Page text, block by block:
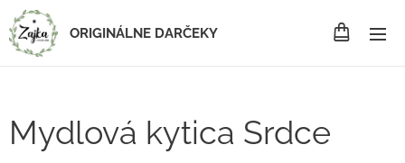
ORIGINÁLNE DARČEKY
Mydlová kytica Srdce